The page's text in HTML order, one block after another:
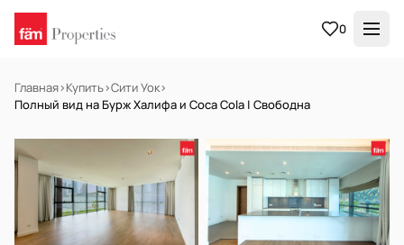
0
Главная›Купить›Сити Уок›
Полный вид на Бурж Халифа и Coca Cola | Свободна
Готов к заселению